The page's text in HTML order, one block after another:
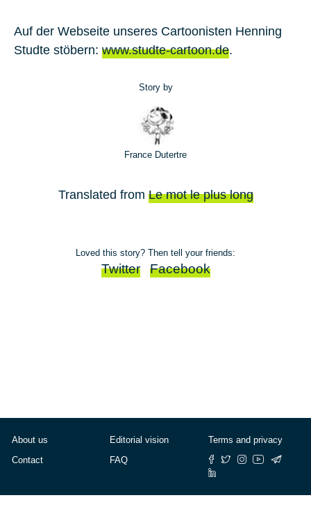
Auf der Webseite unseres Cartoonisten Henning
Studte stöbern: www.studte-cartoon.de.
Story by
France Dutertre
Translated from Le mot le plus long
Loved this story? Then tell your friends:
Twitter Facebook
About us
Contact
Editorial vision
FAQ
Terms and privacy